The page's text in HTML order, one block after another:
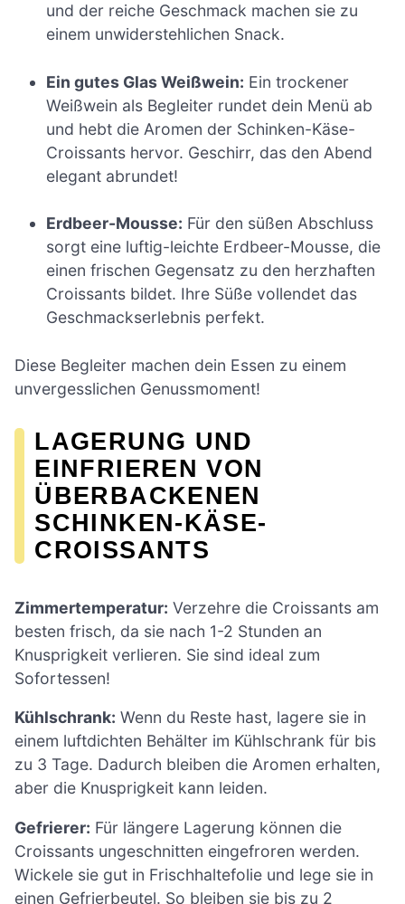
und der reiche Geschmack machen sie zu
einem unwiderstehlichen Snack.
Ein gutes Glas Weißwein: Ein trockener
Weißwein als Begleiter rundet dein Menü ab
und hebt die Aromen der Schinken-Käse-
Croissants hervor. Geschirr, das den Abend
elegant abrundet!
Erdbeer-Mousse: Für den süßen Abschluss
sorgt eine luftig-leichte Erdbeer-Mousse, die
einen frischen Gegensatz zu den herzhaften
Croissants bildet. Ihre Süße vollendet das
Geschmackserlebnis perfekt.
Diese Begleiter machen dein Essen zu einem
unvergesslichen Genussmoment!
LAGERUNG UND
EINFRIEREN VON
ÜBERBACKENEN
SCHINKEN-KÄSE-
CROISSANTS
Zimmertemperatur: Verzehre die Croissants am
besten frisch, da sie nach 1-2 Stunden an
Knusprigkeit verlieren. Sie sind ideal zum
Sofortessen!
Kühlschrank: Wenn du Reste hast, lagere sie in
einem luftdichten Behälter im Kühlschrank für bis
zu 3 Tage. Dadurch bleiben die Aromen erhalten,
aber die Knusprigkeit kann leiden.
Gefrierer: Für längere Lagerung können die
Croissants ungeschnitten eingefroren werden.
Wickele sie gut in Frischhaltefolie und lege sie in
einen Gefrierbeutel. So bleiben sie bis zu 2